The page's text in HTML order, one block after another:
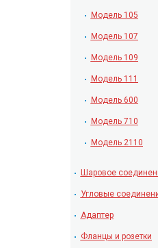
Модель 105
Модель 107
Модель 109
Модель 111
Модель 600
Модель 710
Модель 2110
Шаровое
Угловые
Адаптер
Фланцы и розетки